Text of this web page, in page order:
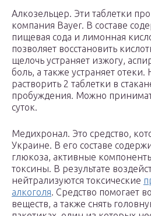
Алкозельцер. Эти таблетки
компания Bayer. В составе
пищевая сода и лимонная
позволяет восстановить
щелочь устраняет изжогу,
боль, а также устраняет
растворить 2 таблетки в
пробуждения. Можно
суток.
Медихронал. Это средство,
Украине. В его составе
глюкоза, активные
токсины. В результате
нейтрализуются токсические
алкоголя. Средство помогает
веществ, а также снять